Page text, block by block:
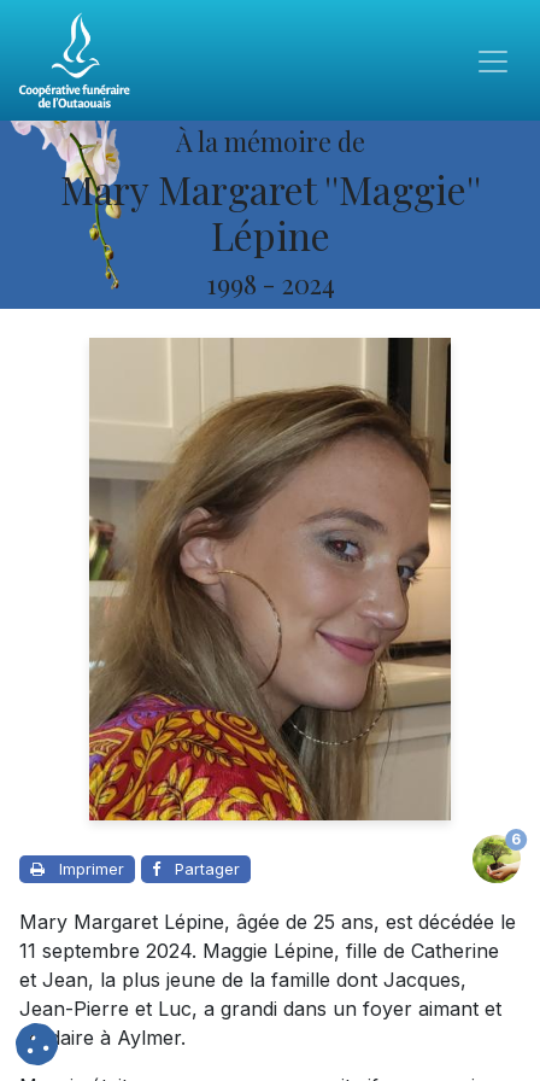
À la mémoire de
Mary Margaret ''Maggie''
Lépine
1998 - 2024
Imprimer Partager
6
Mary Margaret Lépine, âgée de 25 ans, est décédée le
11 septembre 2024. Maggie Lépine, fille de Catherine
et Jean, la plus jeune de la famille dont Jacques,
Jean-Pierre et Luc, a grandi dans un foyer aimant et
solidaire à Aylmer.